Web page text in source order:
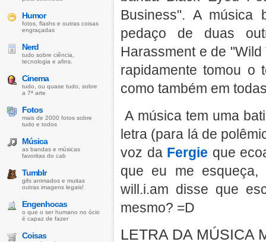
Business". A música
pedaço de duas
Harassment e de
rapidamente tomou o
como também em
A música tem uma
letra (para lá de
voz da Fergie que
que eu me esqueça,
will.i.am disse que
mesmo? =D
LETRA DA MÚSICA
Humor
fotos, flashs e outras coisas
engraçadas
Nerd
tudo sobre ciência,
tecnologia e afins.
Cinema
tudo, ou quase tudo, sobre
a 7ª arte
Fotos
mais de 2000 fotos sobre
tudo e todos
Música
as bandas e músicas
favoritas do cab
Tumblr
gifs animados e muitas
outras imagens legais!
Engenhocas
o que o ser humano no ócio
é capaz de fazer
Coisas